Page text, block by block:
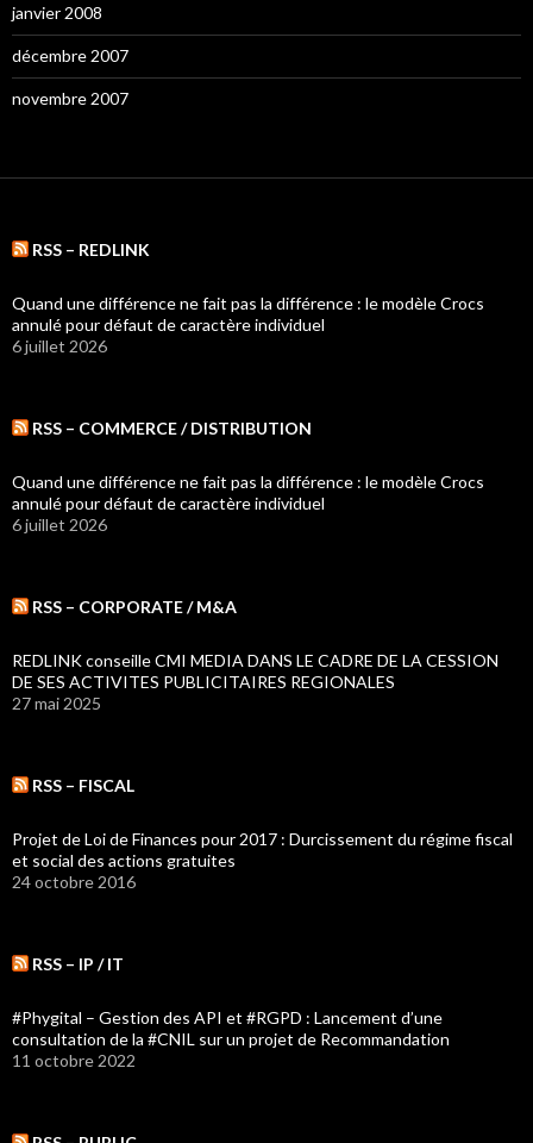
janvier 2008
décembre 2007
novembre 2007
RSS – REDLINK
Quand une différence ne fait pas la différence : le modèle Crocs
annulé pour défaut de caractère individuel
6 juillet 2026
RSS – COMMERCE / DISTRIBUTION
Quand une différence ne fait pas la différence : le modèle Crocs
annulé pour défaut de caractère individuel
6 juillet 2026
RSS – CORPORATE / M&A
REDLINK conseille CMI MEDIA DANS LE CADRE DE LA CESSION
DE SES ACTIVITES PUBLICITAIRES REGIONALES
27 mai 2025
RSS – FISCAL
Projet de Loi de Finances pour 2017 : Durcissement du régime fiscal
et social des actions gratuites
24 octobre 2016
RSS – IP / IT
#Phygital – Gestion des API et #RGPD : Lancement d’une
consultation de la #CNIL sur un projet de Recommandation
11 octobre 2022